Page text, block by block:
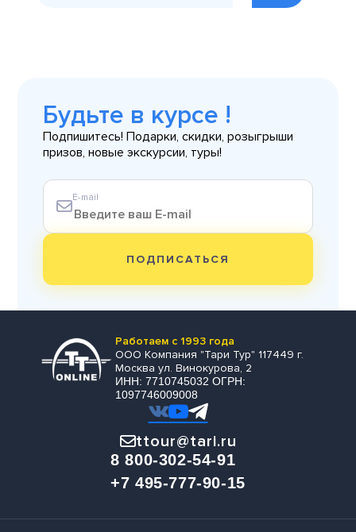
Будьте в курсе !
Подпишитесь! Подарки, скидки, розыгрыши
призов, новые экскурсии, туры!
E-mail
ПОДПИСАТЬСЯ
Работаем с 1993 года
ООО Компания "Тари Тур" 117449 г.
Москва ул. Винокурова, 2
ИНН: 7710745032 ОГРН:
1097746009008
ttour@tari.ru
8 800-302-54-91
+7 495-777-90-15